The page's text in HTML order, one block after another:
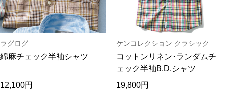
ラグログ
綿麻チェック半袖シャツ
12,100円
ケンコレクション クラシック
コットンリネン･ランダムチ
ェック半袖B.D.シャツ
19,800円